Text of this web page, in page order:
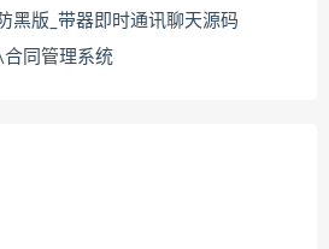
黑版_带器即时通讯聊天源码
同管理系统